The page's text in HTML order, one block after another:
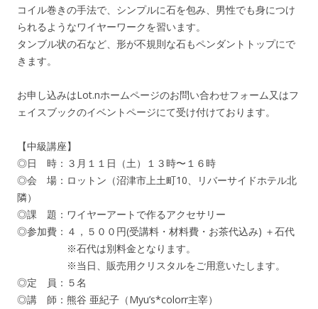
コイル巻きの手法で、シンプルに石を包み、男性でも身につけ
られるようなワイヤーワークを習います。
タンブル状の石など、形が不規則な石もペンダントトップにで
きます。
お申し込みはLot.nホームページのお問い合わせフォーム又はフ
ェイスブックのイベントページにて受け付けております。
【中級講座】
◎日 時：３月１１日（土）１３時〜１６時
◎会 場：ロットン（沼津市上土町10、リバーサイドホテル北
隣）
◎課 題：ワイヤーアートで作るアクセサリー
◎参加費：４，５００円(受講料・材料費・お茶代込み) ＋石代
※石代は別料金となります。
※当日、販売用クリスタルをご用意いたします。
◎定 員：５名
◎講 師：熊谷 亜紀子（Myu’s*colorr主宰）